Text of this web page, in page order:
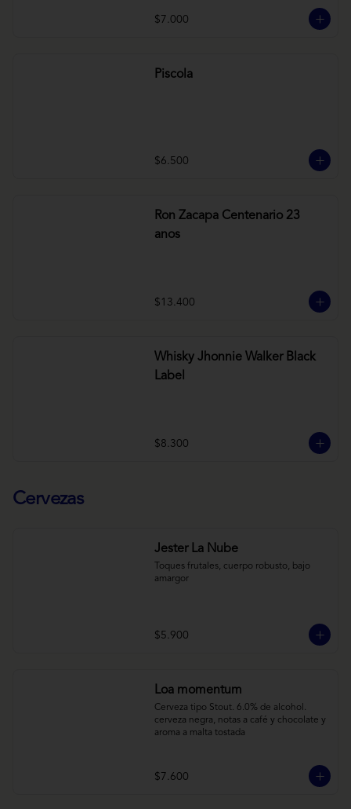
$7.000
Piscola
$6.500
Ron Zacapa Centenario 23
anos
$13.400
Whisky Jhonnie Walker Black
Label
$8.300
Cervezas
Jester La Nube
Toques frutales, cuerpo robusto, bajo
amargor
$5.900
Loa momentum
Cerveza tipo Stout. 6.0% de alcohol.
cerveza negra, notas a café y chocolate y
aroma a malta tostada
$7.600